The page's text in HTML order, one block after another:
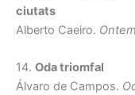
ciutats
Alberto Caeiro.
14. Oda triomfal
Álvaro de Campos.